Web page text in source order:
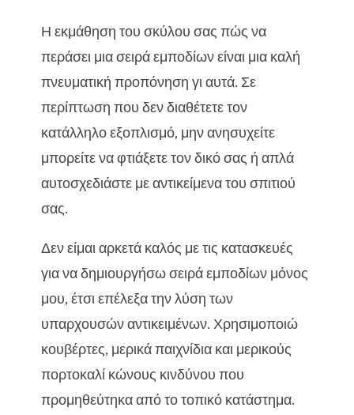
Η εκμάθηση του σκύλου σας πώς να
περάσει μια σειρά εμποδίων είναι μια καλή
πνευματική προπόνηση γι αυτά. Σε
περίπτωση που δεν διαθέτετε τον
κατάλληλο εξοπλισμό, μην ανησυχείτε
μπορείτε να φτιάξετε τον δικό σας ή απλά
αυτοσχεδιάστε με αντικείμενα του σπιτιού
σας.
Δεν είμαι αρκετά καλός με τις κατασκευές
για να δημιουργήσω σειρά εμποδίων μόνος
μου, έτσι επέλεξα την λύση των
υπαρχουσών αντικειμένων. Χρησιμοποιώ
κουβέρτες, μερικά παιχνίδια και μερικούς
πορτοκαλί κώνους κινδύνου που
προμηθεύτηκα από το τοπικό κατάστημα.